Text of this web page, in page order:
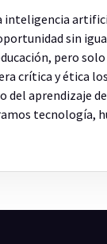
inteligencia
sin
pero solo
crítica y ética
del aprendizaje
tecnología,